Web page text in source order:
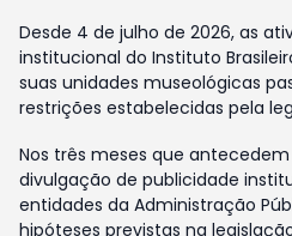
Desde 4 de julho de 2026, as
institucional do Instituto
suas unidades museológicas
restrições estabelecidas pela
Nos três meses que
divulgação de publicidade
entidades da Administração
hipóteses previstas na